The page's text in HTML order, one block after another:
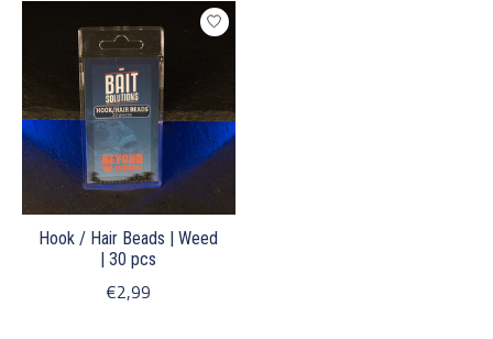
Hook / Hair Beads | Weed
| 30 pcs
€2,99